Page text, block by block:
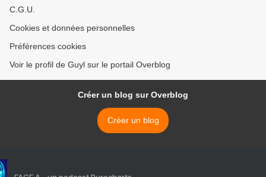
C.G.U.
Cookies et données personnelles
Préférences cookies
Voir le profil de Guyl sur le portail Overblog
Créer un blog sur Overblog
Créer un blog